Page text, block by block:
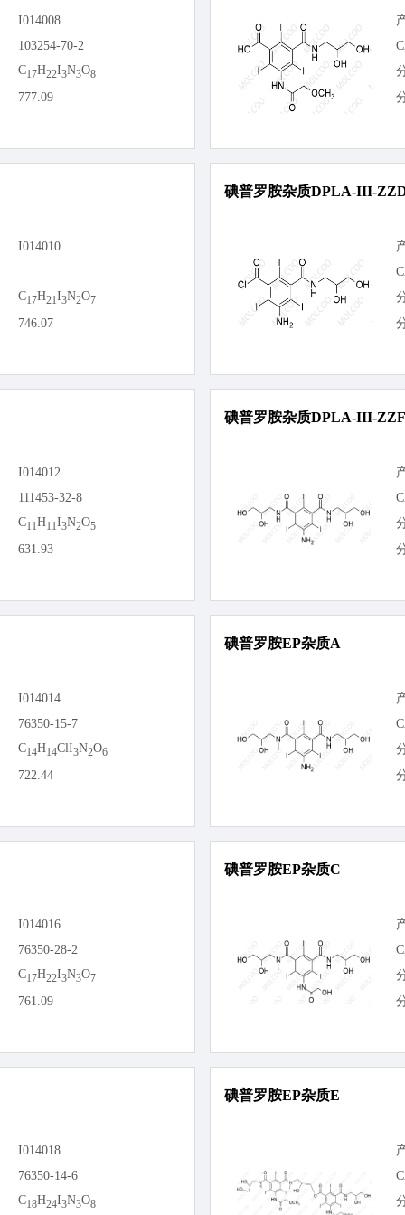
I014008
103254-70-2
C17H22I3N3O8
777.09
I014010
C17H21I3N2O7
746.07
碘普罗胺杂质DPLA-III-
I014012
111453-32-8
C11H11I3N2O5
631.93
碘普罗胺杂质DPLA-III-ZZF
I014014
76350-15-7
C14H14ClI3N2O6
722.44
碘普罗胺EP杂质A
I014016
76350-28-2
C17H22I3N3O7
761.09
碘普罗胺EP杂质C
I014018
76350-14-6
C18H24I3N3O8
碘普罗胺EP杂质E